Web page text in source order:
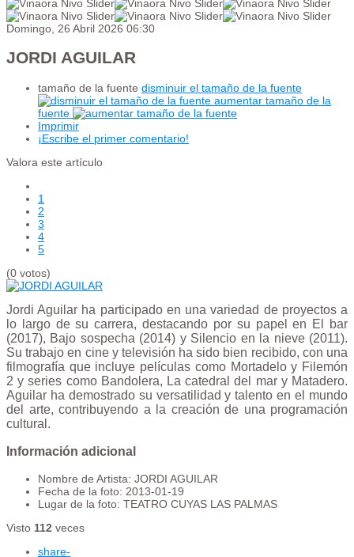
Domingo, 26 Abril 2026 06:30
JORDI AGUILAR
tamaño de la fuente disminuir el tamaño de la fuente
aumentar tamaño de la
fuente
Imprimir
¡Escribe el primer comentario!
Valora este artículo
1
2
3
4
5
(0 votos)
Jordi Aguilar ha participado en una variedad de proyectos a
lo largo de su carrera, destacando por su papel en El bar
(2017), Bajo sospecha (2014) y Silencio en la nieve (2011).
Su trabajo en cine y televisión ha sido bien recibido, con una
filmografía que incluye películas como Mortadelo y Filemón
2 y series como Bandolera, La catedral del mar y Matadero.
Aguilar ha demostrado su versatilidad y talento en el mundo
del arte, contribuyendo a la creación de una programación
cultural.
Información adicional
Nombre de Artista: JORDI AGUILAR
Fecha de la foto: 2013-01-19
Lugar de la foto: TEATRO CUYAS LAS PALMAS
Visto 112 veces
share-